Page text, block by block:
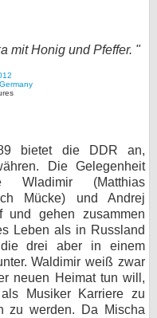
mit Honig und Pfeffer. "
bietet die DDR an,
Die Gelegenheit
(Matthias
Mücke) und Andrej
und gehen zusammen
Leben als in Russland
drei aber in einem
Waldimir weiß zwar
neuen Heimat tun will,
Musiker Karriere zu
zu werden. Da Mischa
Einstellungen